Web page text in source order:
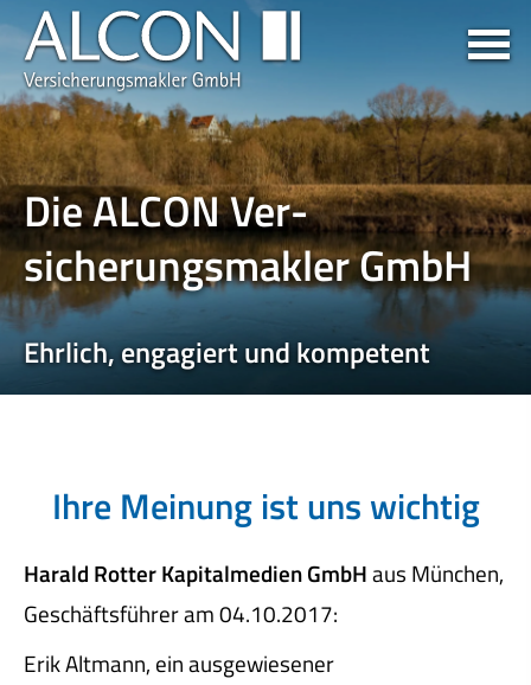
Die ALCON Ver­
sicherungs­makler GmbH
Ehrlich, engagiert und kompetent
Ihre Meinung ist uns wichtig
Harald Rotter Kapitalmedien GmbHaus München,
Geschäftsführeram 04.10.2017:
Erik Altmann, ein ausgewiesener